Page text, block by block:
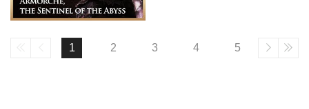
1 2 3 4 5